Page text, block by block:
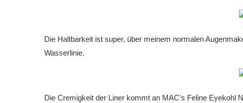
Die Haltbarkeit ist super, über meinem normalen
Wasserlinie.
Die Cremigkeit der Liner kommt an MAC’s Feline Eyekohl